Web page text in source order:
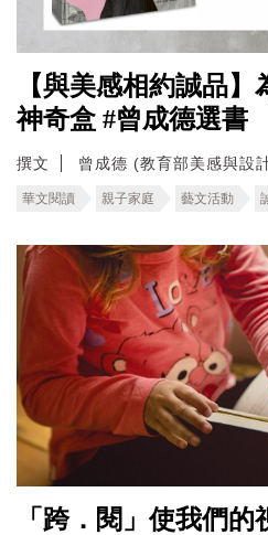
【與美感相約誠品
神奇盒 #曾成德選書
撰文 曾成德 (教育部美感與設
華文閱讀 親子家庭 藝文活動
「跨．閱」使我們